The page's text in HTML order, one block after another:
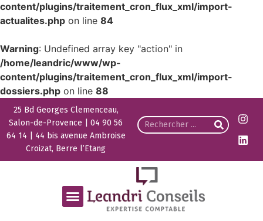
content/plugins/traitement_cron_flux_xml/import-
actualites.php on line 84
Warning: Undefined array key "action" in
/home/leandric/www/wp-
content/plugins/traitement_cron_flux_xml/import-
dossiers.php on line 88
25 Bd Georges Clemenceau,
Salon-de-Provence | 04 90 56
64 14 | 44 bis avenue Ambroise
Croizat, Berre l’Etang